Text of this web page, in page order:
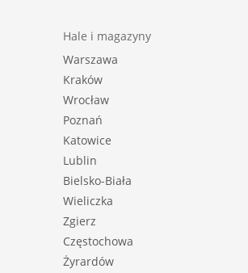
Hale i magazyny
Warszawa
Kraków
Wrocław
Poznań
Katowice
Lublin
Bielsko-Biała
Wieliczka
Zgierz
Częstochowa
Żyrardów